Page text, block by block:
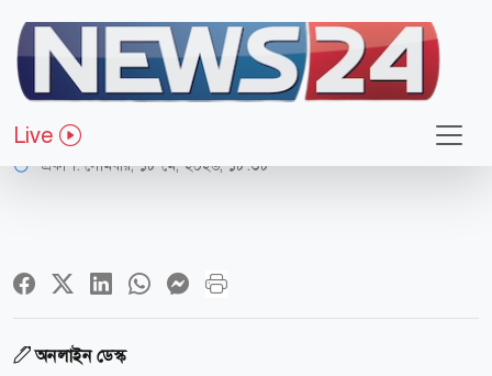
Live
লাইফ স্টাইল
দই বিফ রান্নার সহজ রেসিপি
প্রকাশ:সোমবার, ১৮ মে, ২০২৬, ১৮:৩৮
অনলাইন ডেস্ক